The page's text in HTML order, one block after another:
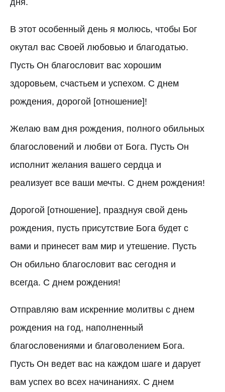
В этот особенный день я молюсь, чтобы Бог
окутал вас Своей любовью и благодатью.
Пусть Он благословит вас хорошим
здоровьем, счастьем и успехом. С днем
рождения, дорогой [отношение]!
Желаю вам дня рождения, полного обильных
благословений и любви от Бога. Пусть Он
исполнит желания вашего сердца и
реализует все ваши мечты. С днем рождения!
Дорогой [отношение], празднуя свой день
рождения, пусть присутствие Бога будет с
вами и принесет вам мир и утешение. Пусть
Он обильно благословит вас сегодня и
всегда. С днем рождения!
Отправляю вам искренние молитвы с днем
рождения на год, наполненный
благословениями и благоволением Бога.
Пусть Он ведет вас на каждом шаге и дарует
вам успех во всех начинаниях. С днем